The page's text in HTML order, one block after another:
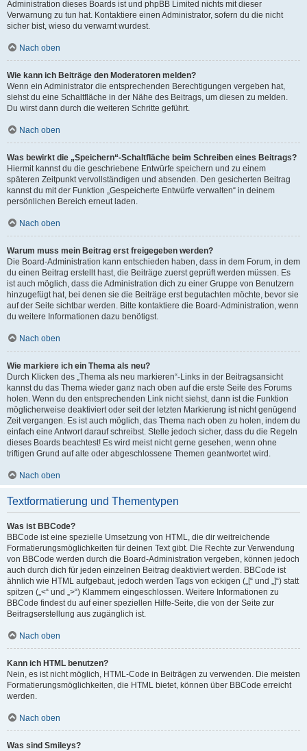
Administration dieses Boards ist und phpBB Limited nichts mit dieser
Verwarnung zu tun hat. Kontaktiere einen Administrator, sofern du die nicht
sicher bist, wieso du verwarnt wurdest.
Nach oben
Wie kann ich Beiträge den Moderatoren melden?
Wenn ein Administrator die entsprechenden Berechtigungen vergeben hat,
siehst du eine Schaltfläche in der Nähe des Beitrags, um diesen zu melden.
Du wirst dann durch die weiteren Schritte geführt.
Nach oben
Was bewirkt die „Speichern“-Schaltfläche beim Schreiben eines Beitrags?
Hiermit kannst du die geschriebene Entwürfe speichern und zu einem
späteren Zeitpunkt vervollständigen und absenden. Den gesicherten Beitrag
kannst du mit der Funktion „Gespeicherte Entwürfe verwalten“ in deinem
persönlichen Bereich erneut laden.
Nach oben
Warum muss mein Beitrag erst freigegeben werden?
Die Board-Administration kann entschieden haben, dass in dem Forum, in dem
du einen Beitrag erstellt hast, die Beiträge zuerst geprüft werden müssen. Es
ist auch möglich, dass die Administration dich zu einer Gruppe von Benutzern
hinzugefügt hat, bei denen sie die Beiträge erst begutachten möchte, bevor sie
auf der Seite sichtbar werden. Bitte kontaktiere die Board-Administration, wenn
du weitere Informationen dazu benötigst.
Nach oben
Wie markiere ich ein Thema als neu?
Durch Klicken des „Thema als neu markieren“-Links in der Beitragsansicht
kannst du das Thema wieder ganz nach oben auf die erste Seite des Forums
holen. Wenn du den entsprechenden Link nicht siehst, dann ist die Funktion
möglicherweise deaktiviert oder seit der letzten Markierung ist nicht genügend
Zeit vergangen. Es ist auch möglich, das Thema nach oben zu holen, indem du
einfach eine Antwort darauf schreibst. Stelle jedoch sicher, dass du die Regeln
dieses Boards beachtest! Es wird meist nicht gerne gesehen, wenn ohne
triftigen Grund auf alte oder abgeschlossene Themen geantwortet wird.
Nach oben
Textformatierung und Thementypen
Was ist BBCode?
BBCode ist eine spezielle Umsetzung von HTML, die dir weitreichende
Formatierungsmöglichkeiten für deinen Text gibt. Die Rechte zur Verwendung
von BBCode werden durch die Board-Administration vergeben, können jedoch
auch durch dich für jeden einzelnen Beitrag deaktiviert werden. BBCode ist
ähnlich wie HTML aufgebaut, jedoch werden Tags von eckigen („[“ und „]“) statt
spitzen („<“ und „>“) Klammern eingeschlossen. Weitere Informationen zu
BBCode findest du auf einer speziellen Hilfe-Seite, die von der Seite zur
Beitragserstellung aus zugänglich ist.
Nach oben
Kann ich HTML benutzen?
Nein, es ist nicht möglich, HTML-Code in Beiträgen zu verwenden. Die meisten
Formatierungsmöglichkeiten, die HTML bietet, können über BBCode erreicht
werden.
Nach oben
Was sind Smileys?